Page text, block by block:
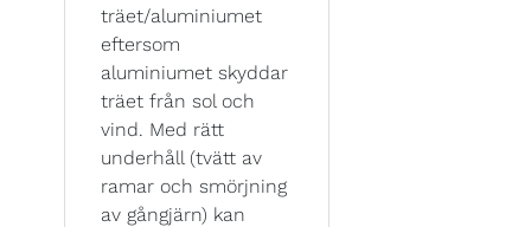
träet/aluminiumet
eftersom
aluminiumet skyddar
träet från sol och
vind. Med rätt
underhåll (tvätt av
ramar och smörjning
av gångjärn) kan